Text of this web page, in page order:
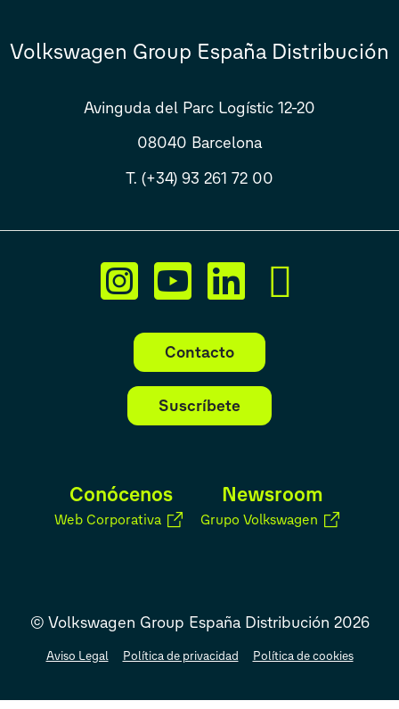
Volkswagen Group España Distribución
Avinguda del Parc Logístic 12-20
08040 Barcelona
T. (+34) 93 261 72 00
Contacto
Suscríbete
Conócenos
Web Corporativa
Newsroom
Grupo Volkswagen
© Volkswagen Group España Distribución 2026
Aviso Legal Política de privacidad Política de cookies